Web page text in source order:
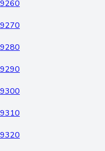
260
270
280
290
300
310
320